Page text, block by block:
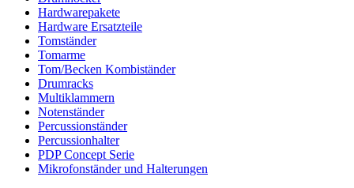
Hardwarepakete
Hardware Ersatzteile
Tomständer
Tomarme
Tom/Becken Kombiständer
Drumracks
Multiklammern
Notenständer
Percussionständer
Percussionhalter
PDP Concept Serie
Mikrofonständer und Halterungen